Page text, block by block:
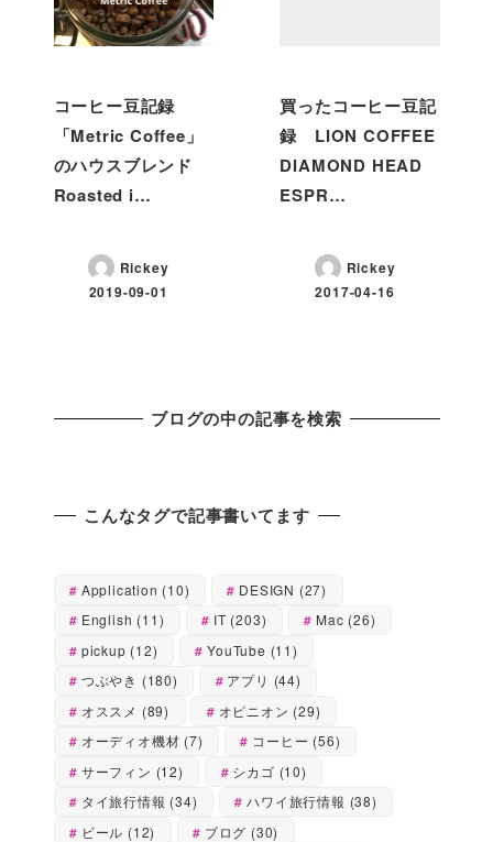
コーヒー豆記録
「Metric Coffee」
のハウスブレンド
Roasted i…
Rickey
2019-09-01
買ったコーヒー豆記
録 LION COFFEE
DIAMOND HEAD
ESPR…
Rickey
2017-04-16
ブログの中の記事を検索
こんなタグで記事書いてます
Application (10) DESIGN (27)
English (11) IT (203) Mac (26)
pickup (12) YouTube (11)
つぶやき (180) アプリ (44)
オススメ (89) オピニオン (29)
オーディオ機材 (7) コーヒー (56)
サーフィン (12) シカゴ (10)
タイ旅行情報 (34) ハワイ旅行情報 (38)
ビール (12) ブログ (30)